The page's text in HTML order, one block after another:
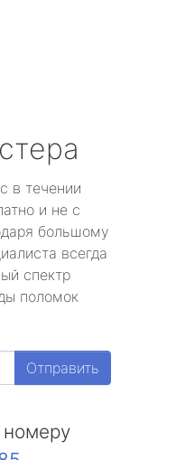
в течении
и не с
большому
всегда
спектр
поломок
Отправить
номеру